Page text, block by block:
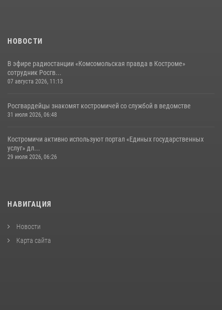
НОВОСТИ
В эфире радиостанции «Комсомольская правда в Костроме»
сотрудник Росгв...
07 августа 2026, 11:13
Росгвардейцы знакомят костромичей со службой в ведомстве
31 июля 2026, 06:48
Костромичи активно используют портал «Единых государственных
услуг» дл...
29 июля 2026, 06:26
НАВИГАЦИЯ
Новости
Карта сайта